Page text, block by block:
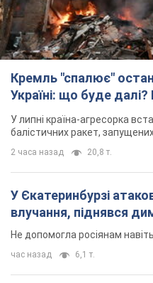
Кремль "спалює"
Україні: що буде
У липні країна-агресорка
балістичних ракет, запущених
2 часа назад 20,8 т.
У Єкатеринбурзі
влучання, піднявся
Не допомогла росіянам
час назад 6,1 т.